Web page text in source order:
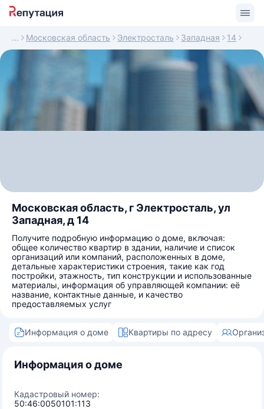
Московская область Электросталь Западная 14
Московская область, г Электросталь, ул
Западная, д 14
Получите подробную информацию о доме, включая:
общее количество квартир в здании, наличие и список
организаций или компаний, расположенных в доме,
детальные характеристики строения, такие как год
постройки, этажность, тип конструкции и использованные
материалы, информация об управляющей компании: её
название, контактные данные, и качество
предоставляемых услуг
Информация о доме Квартиры по адресу
Информация о доме
Кадастровый номер:
50:46:0050101:113